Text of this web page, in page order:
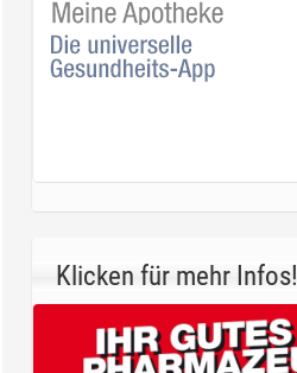
Klicken für mehr Infos!